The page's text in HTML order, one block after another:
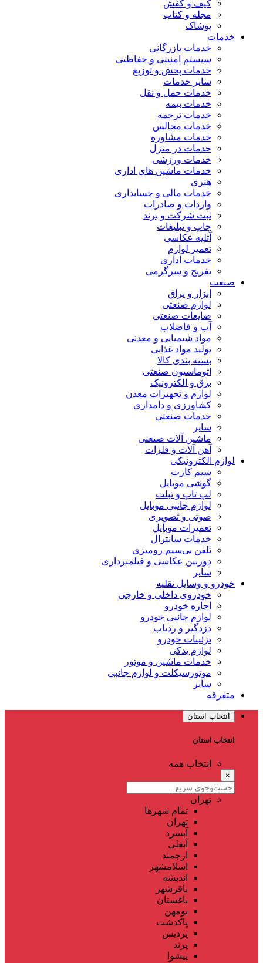
کیف و کفش
مجله و کتاب
پوشاک
خدمات
خدمات بازرگانی
سیستم امنیتی و حفاظتی
خدمات پخش و توزیع
سایر خدمات
خدمات حمل و نقل
خدمات بیمه
خدمات ترجمه
خدمات مجالس
خدمات مشاوره
خدمات در منزل
خدمات ورزشی
خدمات ماشین های اداری
هنری
خدمات مالی و حسابداری
واردات و صادرات
ثبت شرکت و برند
چاپ و تبلیغات
آتلیه عکاسی
تعمیر لوازم
خدمات اداری
تفریح و سرگرمی
صنعت
ابزار و یراق
لوازم صنعتی
ضایعات صنعتی
آب و فاضلاب
مواد شیمیایی و معدنی
تولید مواد غذایی
بسته بندی کالا
اتوماسیون صنعتی
برق و الکترونیک
لوازم و تجهیزات معدن
کشاورزی و دامداری
خدمات صنعتی
سایر
ماشین آلات صنعتی
آهن آلات و فلزات
لوازم الکترونیکی
سیم کارت
گوشی موبایل
لپ تاپ و تبلت
لوازم جانبی موبایل
صوتی و تصویری
تعمیرات موبایل
خدمات سانترال
تلفن بی‌سیم رومیزی
دوربین عکاسی و فیلمبرداری
سایر
خودرو و وسایل نقلیه
خودروی داخلی و خارجی
اجاره خودرو
لوازم جانبی خودرو
دزدگیر و ردیاب
تزئینات خودرو
لوازم یدکی
خدمات ماشین و موتور
موتورسیکلت و لوازم جانبی
سایر
متفرقه
انتخاب استان
انتخاب استان
انتخاب همه
×
تهران
تمام شهر‌ها
تهران
آبسرد
آبعلی
ارجمند
اسلامشهر
اندیشه
باقرشهر
باغستان
بومهن
پاکدشت
پردیس
پرند
پیشوا